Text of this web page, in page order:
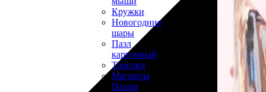
Кружки
Новогодние
шары
Пазл
картонный
Тарелки
Магниты
Пазлы